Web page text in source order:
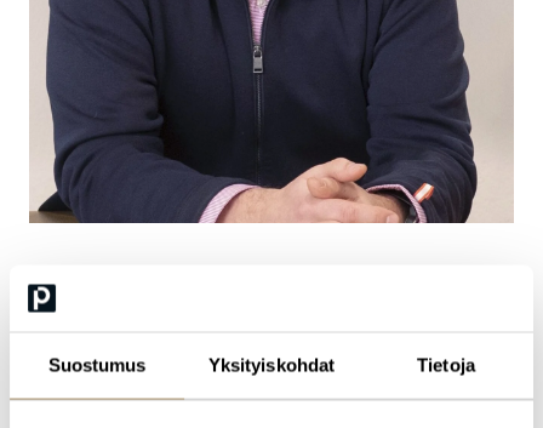
Suostumus Yksityiskohdat Tietoja
Ville Meloni
”Palvelukehitysinnovaatioiden kätilöijä” Helsingin